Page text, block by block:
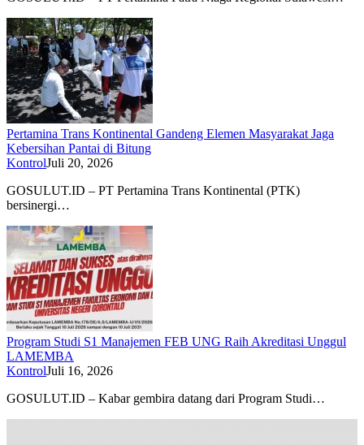
Pertamina Trans Kontinental Gandeng Elemen Masyarakat Jaga
Kebersihan Pantai di Bitung
KontrolJuli 20, 2026
GOSULUT.ID – PT Pertamina Trans Kontinental (PTK)
bersinergi…
Program Studi S1 ​​Manajemen FEB UNG Raih Akreditasi Unggul
LAMEMBA
KontrolJuli 16, 2026
GOSULUT.ID – Kabar gembira datang dari Program Studi…